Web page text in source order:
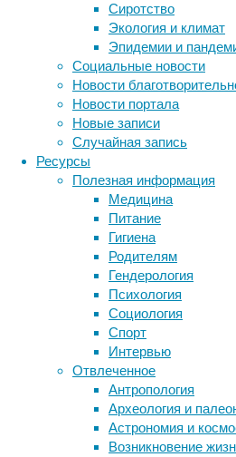
Сиротство
Экология и климат
Эпидемии и
Социальные новости
Новости
Новости портала
Новые записи
Случайная запись
Ресурсы
Полезная информация
Медицина
Питание
Гигиена
Родителям
Гендерология
Психология
Социология
Спорт
Интервью
Отвлеченное
Антропология
Археология и
Астрономия и
Возникновение
обученные
сородичи.
Это
говорит
о
том,
что
насекомые
способны
копированию
инноваций,
которые
самостоятельно
внедрить
могут.
Метки
ДНК бактерии
биотехнология
генетика дети
здоровье знания